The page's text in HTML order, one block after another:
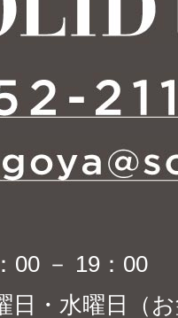
－ 19：00
・水曜日（お